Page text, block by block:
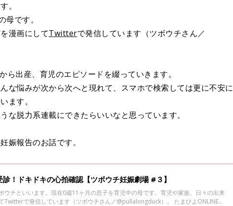
。
母です。
漫画にしてTwitterで発信しています（ツボウチさん／
ら出産、育児のエピソードを綴っていきます。
な悩みが次から次へと現れて、スマホで検索しては更に不安に
ます。
な脱力系連載にできたらいいなと思っています。
娠報告のお話です。
！ドキドキの心拍確認【ツボウチ妊娠劇場 #３】
ウチといいます。現在0歳11ヶ月の息子を育児中の母です。育児や家族、日々の出来
Twitterで発信しています（ツボウチさん／@pullalongduck）。 たまひよONLINEで